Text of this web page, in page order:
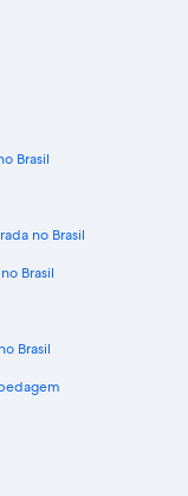
Brasil
no Brasil
Brasil
Brasil